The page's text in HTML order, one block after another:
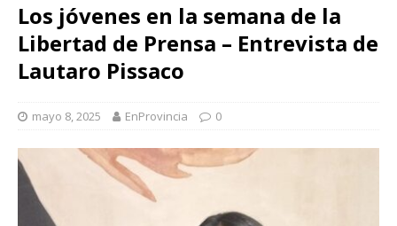
Los jóvenes en la semana de la
Libertad de Prensa – Entrevista de
Lautaro Pissaco
mayo 8, 2025 EnProvincia 0